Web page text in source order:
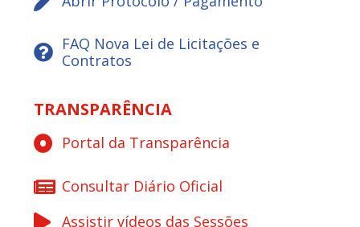
FAQ Nova Lei de Licitações e
Contratos
TRANSPARÊNCIA
Portal da Transparência
Consultar Diário Oficial
Assistir vídeos das Sessões